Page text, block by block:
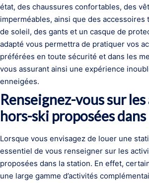
état, des chaussures confortables, des
imperméables, ainsi que des accessoires
de soleil, des gants et un casque de
adapté vous permettra de pratiquer vos
préférées en toute sécurité et dans les
vous assurant ainsi une expérience
enneigées.
Renseignez-vous sur
hors-ski proposées
Lorsque vous envisagez de louer une
essentiel de vous renseigner sur les
proposées dans la station. En effet,
une large gamme d’activités